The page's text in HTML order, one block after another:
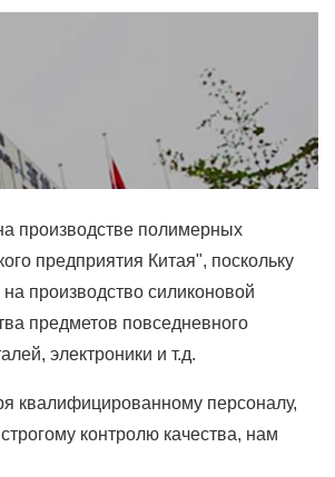
производстве полимерных
предприятия Китая", поскольку
производство силиконовой
предметов повседневного
электроники и т.д.
квалифицированному персоналу,
контролю качества, нам